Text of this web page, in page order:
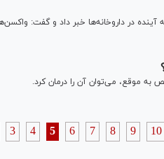
خبر داد و گفت: واکسن‌های وارداتی حدود ۲۰۰
موقع، می‌توان آن را درمان کرد.
3 4 5 6 7 8 9 10